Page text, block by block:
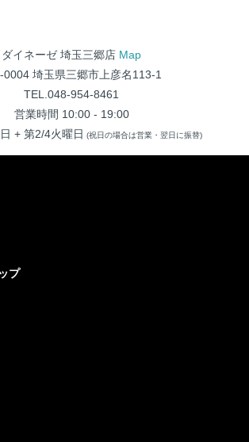
ダイネーゼ 埼玉三郷店 Map
0004 埼玉県三郷市上彦名113-1
TEL.048-954-8461
営業時間 10:00 - 19:00
+ 第2/4火曜日 (祝日の場合は営業・翌日に振替)
プ